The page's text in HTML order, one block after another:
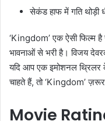
सेकंड हाफ में गति थोड़ी
‘Kingdom’ एक ऐसी फिल्म है
भावनाओं से भरी है। विजय
यदि आप एक इमोशनल थ्रिलर
चाहते हैं, तो ‘Kingdom’
Movie